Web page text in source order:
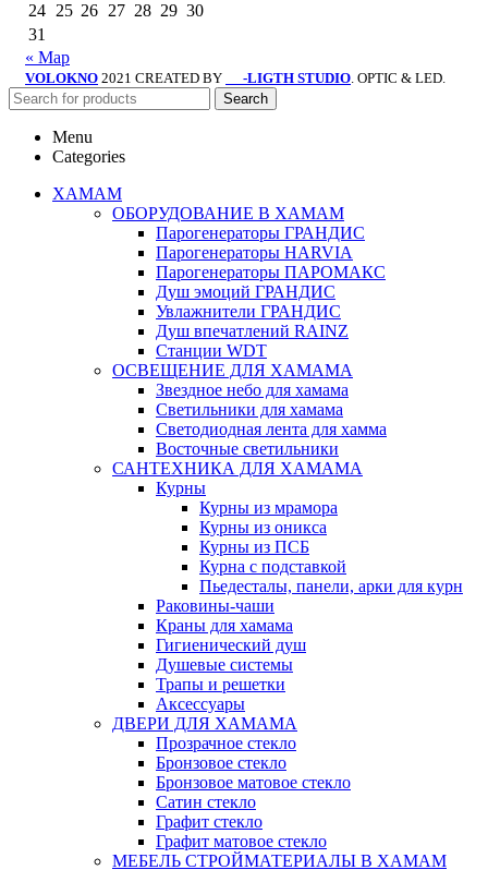
24 25 26 27 28 29 30
31
« Мар
VOLOKNO 2021 CREATED BY -LIGTH STUDIO. OPTIC & LED.
Search
Menu
Categories
ХАМАМ
ОБОРУДОВАНИЕ В ХАМАМ
Парогенераторы ГРАНДИС
Парогенераторы HARVIA
Парогенераторы ПАРОМАКС
Душ эмоций ГРАНДИС
Увлажнители ГРАНДИС
Душ впечатлений RAINZ
Станции WDT
ОСВЕЩЕНИЕ ДЛЯ ХАМАМА
Звездное небо для хамама
Светильники для хамама
Светодиодная лента для хамма
Восточные светильники
САНТЕХНИКА ДЛЯ ХАМАМА
Курны
Курны из мрамора
Курны из оникса
Курны из ПСБ
Курна с подставкой
Пьедесталы, панели, арки для курн
Раковины-чаши
Краны для хамама
Гигиенический душ
Душевые системы
Трапы и решетки
Аксессуары
ДВЕРИ ДЛЯ ХАМАМА
Прозрачное стекло
Бронзовое стекло
Бронзовое матовое стекло
Сатин стекло
Графит стекло
Графит матовое стекло
МЕБЕЛЬ СТРОЙМАТЕРИАЛЫ В ХАМАМ